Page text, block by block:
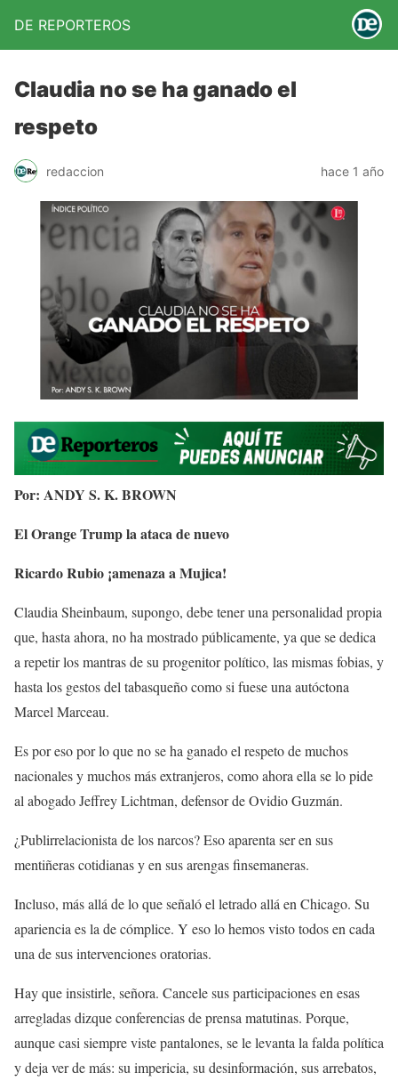
DE REPORTEROS
Claudia no se ha ganado el
respeto
redaccion hace 1 año
Por: ANDY S. K. BROWN
El Orange Trump la ataca de nuevo
Ricardo Rubio ¡amenaza a Mujica!
Claudia Sheinbaum, supongo, debe tener una personalidad propia
que, hasta ahora, no ha mostrado públicamente, ya que se dedica
a repetir los mantras de su progenitor político, las mismas fobias, y
hasta los gestos del tabasqueño como si fuese una autóctona
Marcel Marceau.
Es por eso por lo que no se ha ganado el respeto de muchos
nacionales y muchos más extranjeros, como ahora ella se lo pide
al abogado Jeffrey Lichtman, defensor de Ovidio Guzmán.
¿Publirrelacionista de los narcos? Eso aparenta ser en sus
mentiñeras cotidianas y en sus arengas finsemaneras.
Incluso, más allá de lo que señaló el letrado allá en Chicago. Su
apariencia es la de cómplice. Y eso lo hemos visto todos en cada
una de sus intervenciones oratorias.
Hay que insistirle, señora. Cancele sus participaciones en esas
arregladas dizque conferencias de prensa matutinas. Porque,
aunque casi siempre viste pantalones, se le levanta la falda política
y deja ver de más: su impericia, su desinformación, sus arrebatos,